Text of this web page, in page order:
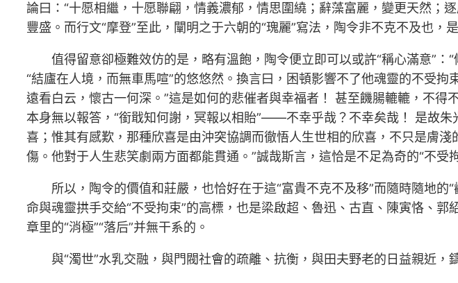
論曰：“十愿相繼，十愿聯翩，情義濃郁，情思圍繞；辭藻富麗，變更天然；
豐盛。而行文“摩登”至此，闡明之于六朝的“瑰麗”寫法，陶令非不克不及也，
值得留意卻極難效仿的是，略有溫飽，陶令便立即可以或許“稱心滿意”
“結廬在人境，而無車馬喧”的悠悠然。換言曰，困頓影響不了他魂靈的不受
遠看白云，懷古一何深。”這是如何的悲催者與幸福者！ 甚至饑腸轆轆，不得
本身無以報答，“銜戢知何謝，冥報以相貽”——不幸乎哉？不幸矣哉！ 是故
喜；惟其有感歎，那種欣喜是由沖突協調而徹悟人生世相的欣喜，不只是膚
傷。他對于人生悲笑劇兩方面都能貫通。”誠哉斯言，這恰是不足為奇的“不受
所以，陶令的價值和莊嚴，也恰好在于這“富貴不克不及移”而隨時隨地的
命與魂靈拱手交給“不受拘束”的高標，也是梁啟超、魯迅、古直、陳寅恪、
章里的“消極”“落后”并無干系的。
與“濁世”水乳交融，與門閥社會的疏離、抗衡，與田夫野老的日益親近，